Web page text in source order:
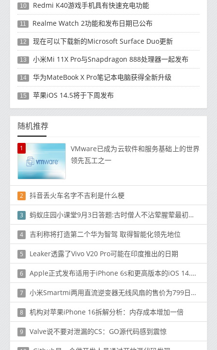
10 Redmi K40游戏手机具有快速充电功能
11 Realme Watch 2功能和发布日期已公布
12 现在可以下载新的Microsoft Surface Duo更新
13 小米Mi 11X Pro与Snapdragon 888处理器一起发布
14 华为MateBook X Pro笔记本电脑获得全新升级
15 苹果iOS 14.5将于下周发布
随机推荐
1
VMware已成为云软件和服务基础上的世界
领先瓦工之一
2 抖音丢火车名字不吉利是什么梗
3 蚂蚁庄园小课堂9月3日答题:古时僧人不沾荤腥荤最初指的是
4 吉利称将打造第二个华为智驾 取得智能化领先地位
5 Leaker透露了Vivo V20 Pro可能在印度推出的日期
6 Apple正式发布适用于iPhone 6s和更高版本的iOS 14.5.1
7 小米Smartmi两用直流逆变器无线风扇的售价为799日元（〜112美元）
8 机构对苹果iPhone 16拆解分析：内存成本增加一倍
9 Valve说不要对泄漏的CS：GO源代码感到震惊